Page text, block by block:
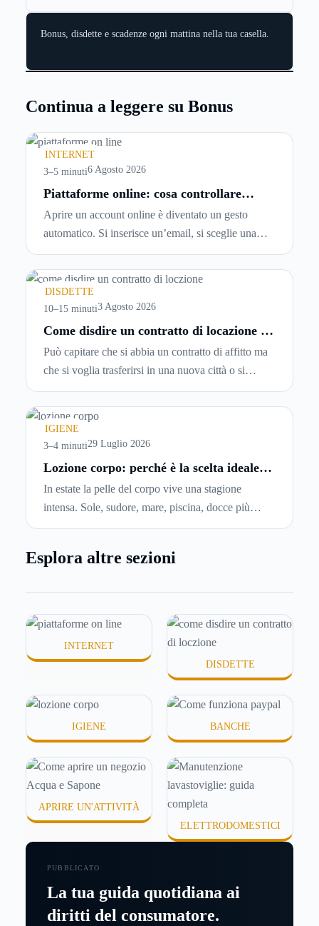
Bonus, disdette e scadenze ogni mattina nella tua casella.
Continua a leggere su Bonus
INTERNET
3–5 minuti6 Agosto 2026
Piattaforme online: cosa controllare
prima di iscriversi e usare servizi in
tempo reale
Aprire un account online è diventato un gesto
automatico. Si inserisce un’email, si sceglie una
password, si accetta una serie di condizioni senza
leggerle davvero. Tutto avviene in pochi minuti,
spesso senza che ci si fermi a capire dove si sta
entrando.
DISDETTE
10–15 minuti3 Agosto 2026
Come disdire un contratto di locazione in
modo corretto ed efficace
Può capitare che si abbia un contratto di affitto ma
che si voglia trasferirsi in una nuova città o si
abbiano problemi a pagare il canone, per cui si
comincia a cercare un’altra abitazione: è legittimo
chiedersi se è possibile
locazioneprima che scada. In questa guida
capiremo come inviare la disdetta per un contratto
IGIENE
3–4 minuti29 Luglio 2026
Lozione corpo: perché è la scelta ideale
In estate la pelle del corpo vive una stagione
intensa. Sole, sudore, mare, piscina, docce più
frequenti e aria condizionata possono renderla
meno confortevole. Eppure, proprio nei mesi caldi,
o difficili da assorbire.
Esplora altre sezioni
INTERNET
DISDETTE
IGIENE BANCHE
APRIRE UN'ATTIVITÀ
ELETTRODOMESTICI
PUBBLICATO
La tua guida quotidiana ai
diritti del consumatore.